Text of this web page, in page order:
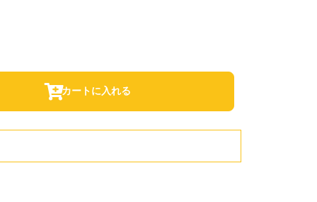
カートに入れる